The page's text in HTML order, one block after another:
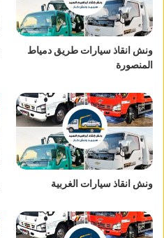
ونش انقاذ سيارات طريق دمياط
المنصورة
ونش انقاذ سيارات الغربية